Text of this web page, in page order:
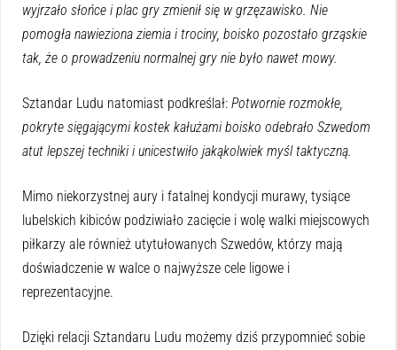
wyjrzało słońce i plac gry zmienił się w grzęzawisko. Nie
pomogła nawieziona ziemia i trociny, boisko pozostało grząskie
tak, że o prowadzeniu normalnej gry nie było nawet mowy.
Sztandar Ludu natomiast podkreślał: Potwornie rozmokłe,
pokryte sięgającymi kostek kałużami boisko odebrało Szwedom
atut lepszej techniki i unicestwiło jakąkolwiek myśl taktyczną.
Mimo niekorzystnej aury i fatalnej kondycji murawy, tysiące
lubelskich kibiców podziwiało zacięcie i wolę walki miejscowych
piłkarzy ale również utytułowanych Szwedów, którzy mają
doświadczenie w walce o najwyższe cele ligowe i
reprezentacyjne.
Dzięki relacji Sztandaru Ludu możemy dziś przypomnieć sobie